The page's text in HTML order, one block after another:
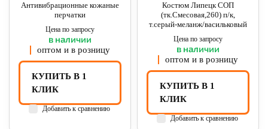
Антивибрационные кожаные
перчатки
Цена по запросу
в наличии
оптом и в розницу
КУПИТЬ В 1
КЛИК
Добавить к сравнению
Костюм Липецк СОП
(тк.Смесовая,260) п/к,
т.серый-меланж/васильковый
Цена по запросу
в наличии
оптом и в розницу
КУПИТЬ В 1
КЛИК
Добавить к сравнению